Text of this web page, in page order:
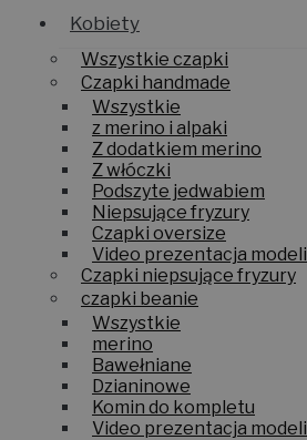
Kobiety
Wszystkie czapki
Czapki handmade
Wszystkie
z merino i alpaki
Z dodatkiem merino
Z włóczki
Podszyte jedwabiem
Niepsujące fryzury
Czapki oversize
Video prezentacja modeli
Czapki niepsujące fryzury
czapki beanie
Wszystkie
merino
Bawełniane
Dzianinowe
Komin do kompletu
Video prezentacja modeli